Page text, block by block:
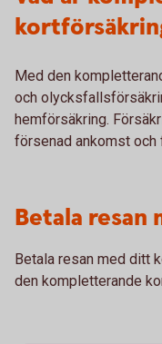
Med den
och
hemförsäkring.
försenad ankomst och
Betala resan
Betala resan med ditt
den kompletterande